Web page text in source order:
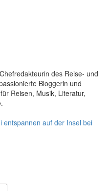
des Reise- und
Bloggerin und
Reisen, Musik, Literatur,
entspannen auf der Insel bei